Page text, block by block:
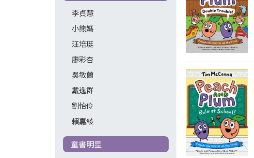
李貞慧
小熊媽
汪培珽
廖彩杏
吳敏蘭
戴逸群
劉怡伶
賴嘉綾
童書明星